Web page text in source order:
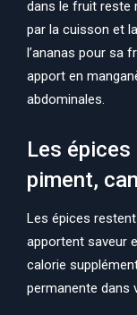
dans le fruit reste
par la cuisson et
l’ananas pour sa
apport en
abdominales.
Les
piment,
Les épices
apportent saveur
calorie
permanente dans